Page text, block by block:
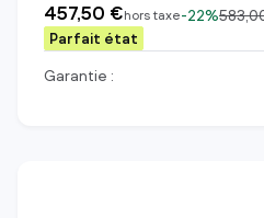
457,50 €hors taxe-22%
Parfait état
Garantie :